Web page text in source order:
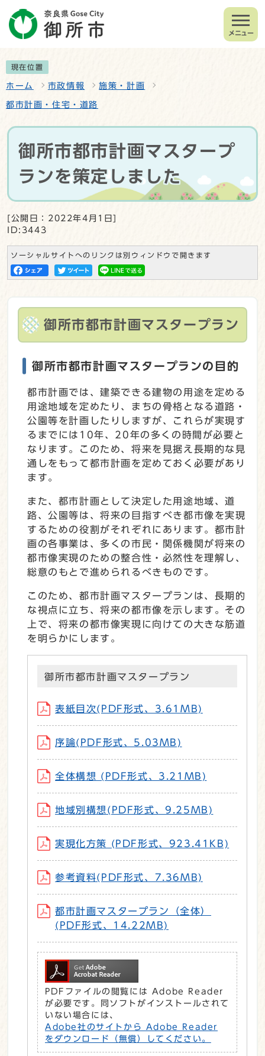
メニュー
現在位置
ホーム 市政情報 施策・計画
都市計画・住宅・道路
御所市都市計画マスタープ
ランを策定しました
[公開日：2022年4月1日]
ID:3443
ソーシャルサイトへのリンクは別ウィンドウで開きます
御所市都市計画マスタープラン
御所市都市計画マスタープランの目的
都市計画では、建築できる建物の用途を定める
用途地域を定めたり、まちの骨格となる道路・
公園等を計画したりしますが、これらが実現す
るまでには10年、20年の多くの時間が必要と
なります。このため、将来を見据え長期的な見
通しをもって都市計画を定めておく必要があり
ます。
また、都市計画として決定した用途地域、道
路、公園等は、将来の目指すべき都市像を実現
するための役割がそれぞれにあります。都市計
画の各事業は、多くの市民・関係機関が将来の
都市像実現のための整合性・必然性を理解し、
総意のもとで進められるべきものです。
このため、都市計画マスタープランは、長期的
な視点に立ち、将来の都市像を示します。その
上で、将来の都市像実現に向けての大きな筋道
を明らかにします。
御所市都市計画マスタープラン
表紙目次(PDF形式、3.61MB)
序論(PDF形式、5.03MB)
全体構想 (PDF形式、3.21MB)
地域別構想(PDF形式、9.25MB)
実現化方策 (PDF形式、923.41KB)
参考資料(PDF形式、7.36MB)
都市計画マスタープラン（全体）
(PDF形式、14.22MB)
PDFファイルの閲覧には Adobe Reader
が必要です。同ソフトがインストールされて
いない場合には、
Adobe社のサイトから Adobe Reader
をダウンロード（無償）してください。